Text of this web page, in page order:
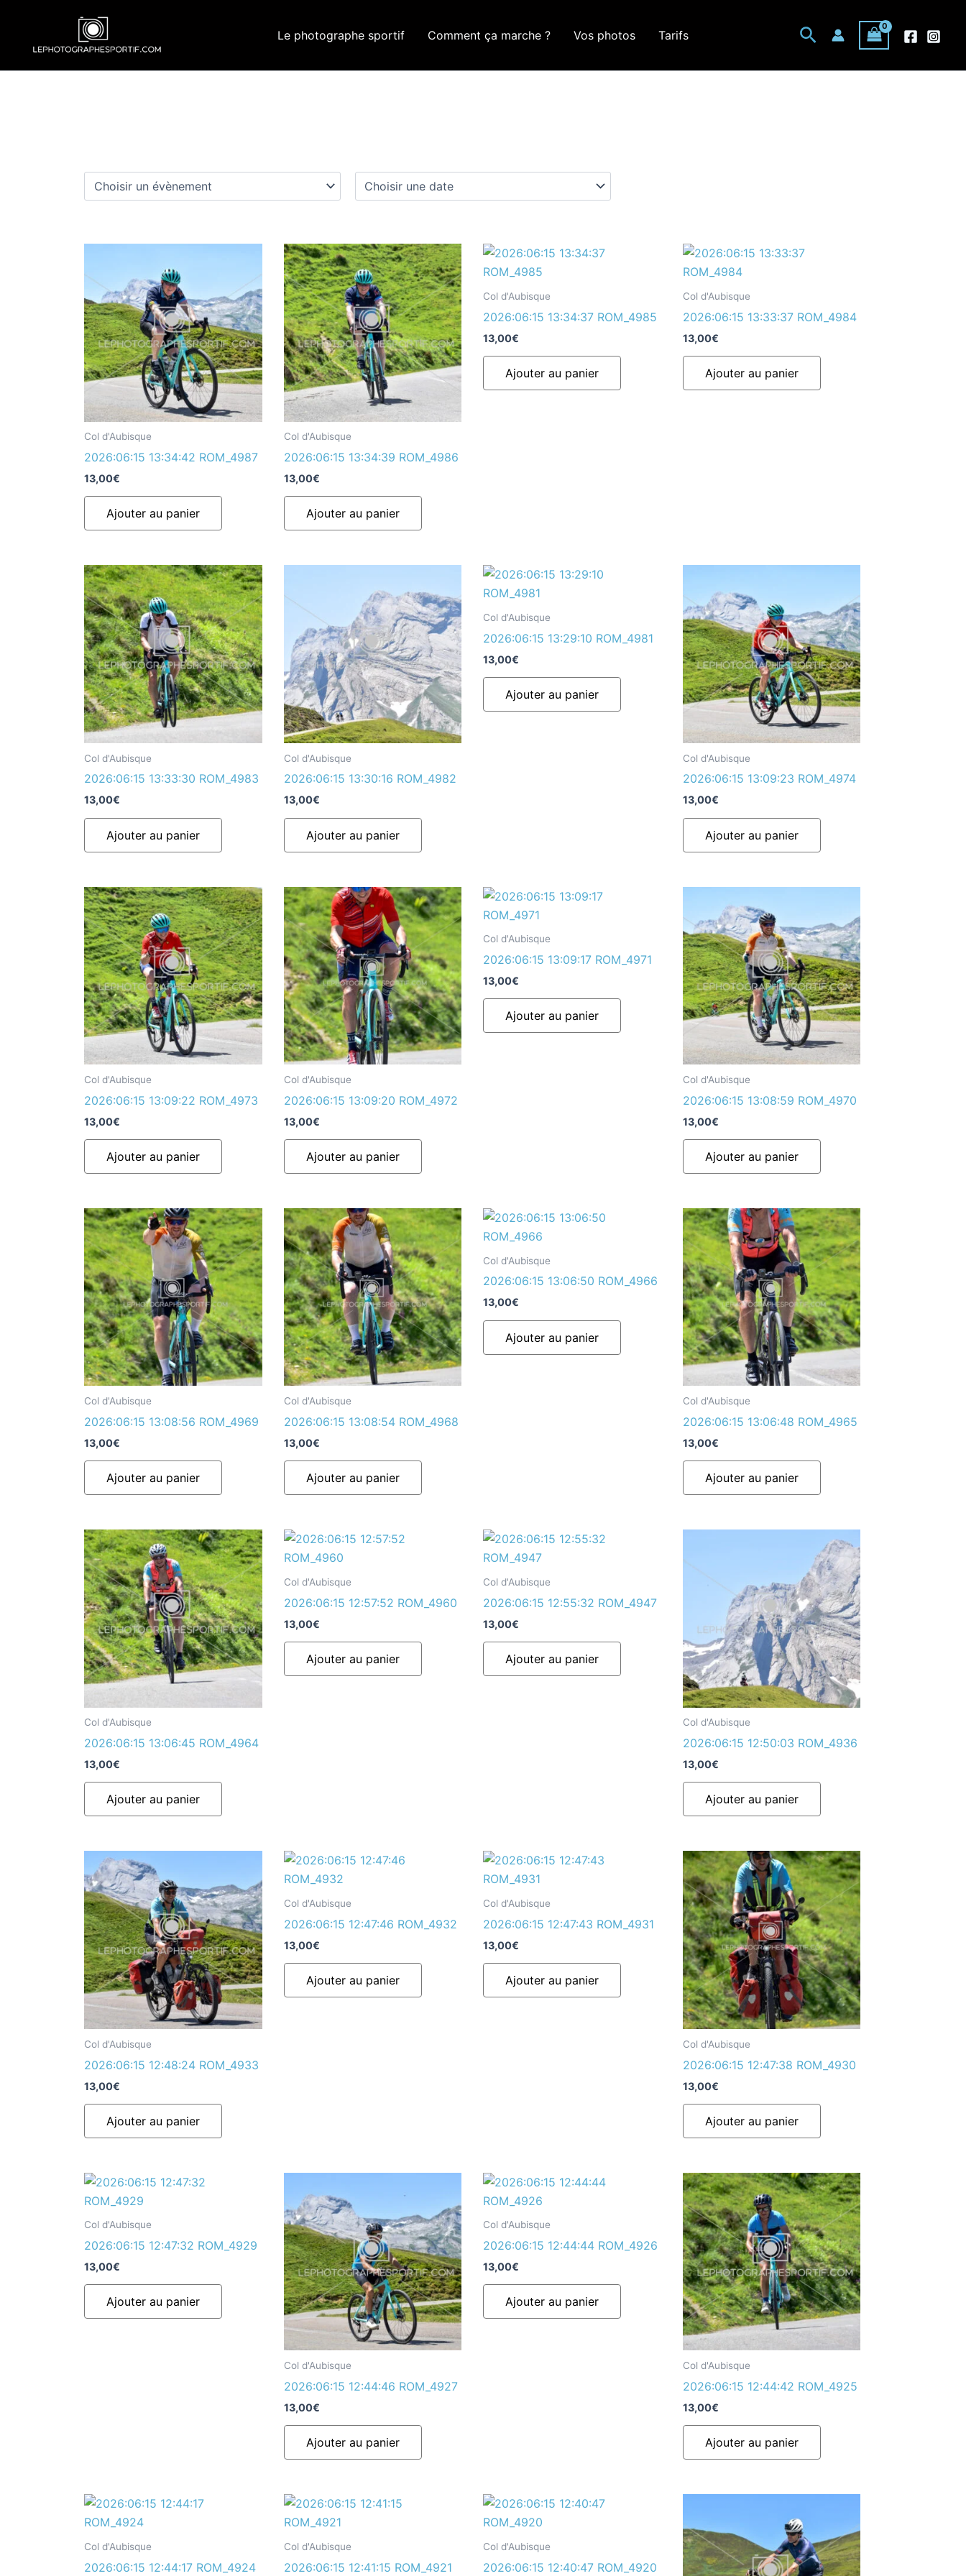
contenu
Le photographe sportif Comment ça marche ? Vos photos Tarifs Rechercher
Col d'Aubisque
2026:06:15 13:34:42 ROM_4987
13,00€
Ajouter au panier
Col d'Aubisque
2026:06:15 13:34:39 ROM_4986
13,00€
Ajouter au panier
Col d'Aubisque
2026:06:15 13:34:37 ROM_4985
13,00€
Ajouter au panier
Col d'Aubisque
2026:06:15 13:33:37 ROM_4984
13,00€
Ajouter au panier
Col d'Aubisque
2026:06:15 13:33:30 ROM_4983
13,00€
Ajouter au panier
Col d'Aubisque
2026:06:15 13:30:16 ROM_4982
13,00€
Ajouter au panier
Col d'Aubisque
2026:06:15 13:29:10 ROM_4981
13,00€
Ajouter au panier
Col d'Aubisque
2026:06:15 13:09:23 ROM_4974
13,00€
Ajouter au panier
Col d'Aubisque
2026:06:15 13:09:22 ROM_4973
13,00€
Ajouter au panier
Col d'Aubisque
2026:06:15 13:09:20 ROM_4972
13,00€
Ajouter au panier
Col d'Aubisque
2026:06:15 13:09:17 ROM_4971
13,00€
Ajouter au panier
Col d'Aubisque
2026:06:15 13:08:59 ROM_4970
13,00€
Ajouter au panier
Col d'Aubisque
2026:06:15 13:08:56 ROM_4969
13,00€
Ajouter au panier
Col d'Aubisque
2026:06:15 13:08:54 ROM_4968
13,00€
Ajouter au panier
Col d'Aubisque
2026:06:15 13:06:50 ROM_4966
13,00€
Ajouter au panier
Col d'Aubisque
2026:06:15 13:06:48 ROM_4965
13,00€
Ajouter au panier
Col d'Aubisque
2026:06:15 13:06:45 ROM_4964
13,00€
Ajouter au panier
Col d'Aubisque
2026:06:15 12:57:52 ROM_4960
13,00€
Ajouter au panier
Col d'Aubisque
2026:06:15 12:55:32 ROM_4947
13,00€
Ajouter au panier
Col d'Aubisque
2026:06:15 12:50:03 ROM_4936
13,00€
Ajouter au panier
Col d'Aubisque
2026:06:15 12:48:24 ROM_4933
13,00€
Ajouter au panier
Col d'Aubisque
2026:06:15 12:47:46 ROM_4932
13,00€
Ajouter au panier
Col d'Aubisque
2026:06:15 12:47:43 ROM_4931
13,00€
Ajouter au panier
Col d'Aubisque
2026:06:15 12:47:38 ROM_4930
13,00€
Ajouter au panier
Col d'Aubisque
2026:06:15 12:47:32 ROM_4929
13,00€
Ajouter au panier
Col d'Aubisque
2026:06:15 12:44:46 ROM_4927
13,00€
Ajouter au panier
Col d'Aubisque
2026:06:15 12:44:44 ROM_4926
13,00€
Ajouter au panier
Col d'Aubisque
2026:06:15 12:44:42 ROM_4925
13,00€
Ajouter au panier
Col d'Aubisque
2026:06:15 12:44:17 ROM_4924
Col d'Aubisque
2026:06:15 12:41:15 ROM_4921
Col d'Aubisque
2026:06:15 12:40:47 ROM_4920